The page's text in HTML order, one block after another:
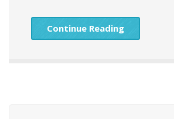
Continue Reading